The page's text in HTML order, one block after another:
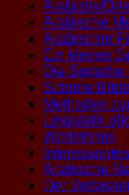
Arabistik/
Arabische
Arabischer
Ein kleiner
Die Sprache
Schöne
Methoden
Linguistik
Workshops
Arabische
Der